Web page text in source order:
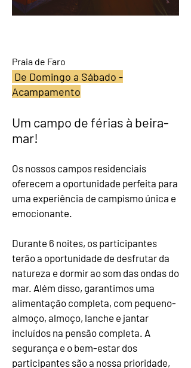
Praia de Faro
De Domingo a Sábado -
Acampamento
Um campo de férias à beira-
mar!
Os nossos campos residenciais
oferecem a oportunidade perfeita para
uma experiência de campismo única e
emocionante.
Durante 6 noites, os participantes
terão a oportunidade de desfrutar da
natureza e dormir ao som das ondas do
mar. Além disso, garantimos uma
alimentação completa, com pequeno-
almoço, almoço, lanche e jantar
incluídos na pensão completa. A
segurança e o bem-estar dos
participantes são a nossa prioridade,